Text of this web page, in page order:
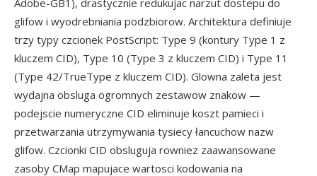
Adobe-GB1), drastycznie redukujac narzut dostepu do
glifow i wyodrebniania podzbiorow. Architektura definiuje
trzy typy czcionek PostScript: Type 9 (kontury Type 1 z
kluczem CID), Type 10 (Type 3 z kluczem CID) i Type 11
(Type 42/TrueType z kluczem CID). Glowna zaleta jest
wydajna obsluga ogromnych zestawow znakow —
podejscie numeryczne CID eliminuje koszt pamieci i
przetwarzania utrzymywania tysiecy łancuchow nazw
glifow. Czcionki CID obsluguja rowniez zaawansowane
zasoby CMap mapujace wartosci kodowania na